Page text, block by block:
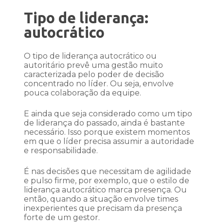
Tipo de liderança:
autocrático
O tipo de liderança autocrático ou
autoritário prevê uma gestão muito
caracterizada pelo poder de decisão
concentrado no líder. Ou seja, envolve
pouca colaboração da equipe.
E ainda que seja considerado como um tipo
de liderança do passado, ainda é bastante
necessário. Isso porque existem momentos
em que o líder precisa assumir a autoridade
e responsabilidade.
É nas decisões que necessitam de agilidade
e pulso firme, por exemplo, que o estilo de
liderança autocrático marca presença. Ou
então, quando a situação envolve times
inexperientes que precisam da presença
forte de um gestor.